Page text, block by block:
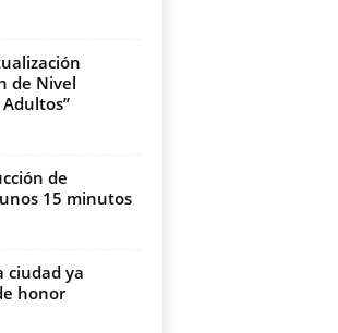
de Nivel
de
15 minutos
ciudad ya
honor